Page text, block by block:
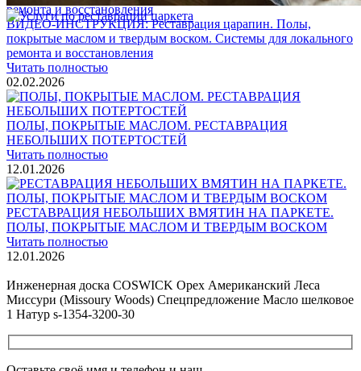
ВИДЕО-ИНСТРУКЦИЯ: Реставрация царапин. Полы,
покрытые маслом и твердым воском. Системы для локального
ремонта и восстановления
Читать полностью
02.02.2026
ПОЛЫ, ПОКРЫТЫЕ МАСЛОМ. РЕСТАВРАЦИЯ
НЕБОЛЬШИХ ПОТЕРТОСТЕЙ
Читать полностью
12.01.2026
РЕСТАВРАЦИЯ НЕБОЛЬШИХ ВМЯТИН НА ПАРКЕТЕ.
ПОЛЫ, ПОКРЫТЫЕ МАСЛОМ И ТВЕРДЫМ ВОСКОМ
Читать полностью
12.01.2026
Инженерная доска COSWICK Орех Американский Леса
Миссури (Missoury Woods) Спецпредложение Масло шелковое
1 Натур s-1354-3200-30